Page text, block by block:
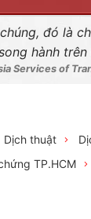
đó là
hành
Services of
Dịch thuật
TP.HCM